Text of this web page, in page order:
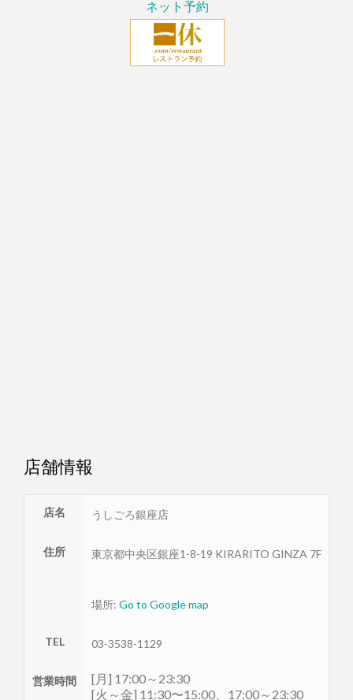
ネット予約
店舗情報
店名 うしごろ銀座店
住所 東京都中央区銀座1-8-19 KIRARITO GINZA 7F
場所: Go to Google map
TEL 03-3538-1129
営業時間
[月] 17:00～23:30
[火～金] 11:30〜15:00、17:00～23:30